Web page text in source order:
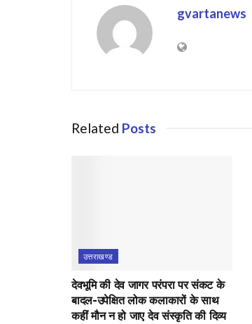
gvartanews
Related Posts
उत्तराखण्ड
देवभूमि की देव जागर परंपरा पर संकट के
बादल-उपेक्षित लोक कलाकारों के साथ
कहीं मौन न हो जाए देव संस्कृति की दिव्य